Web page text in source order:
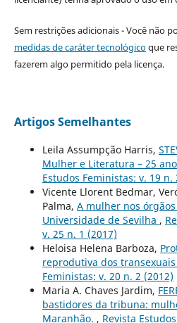
Sem restrições adicionais - Você não
medidas de caráter tecnológicoque
fazerem algo permitido pela licença.
Artigos Semelhantes
Leila Assumpção Harris,
Mulher e Literatura – 25
Estudos Feministas: v. 19 n.
Vicente Llorent Bedmar,
Palma, A mulher nos
Universidade de Sevilha ,
v. 25 n. 1 (2017)
Heloisa Helena Barboza,
reprodutiva dos transexuais
Feministas: v. 20 n. 2 (2012)
Maria A. Chaves Jardim,
bastidores da tribuna:
Maranhão. , Revista